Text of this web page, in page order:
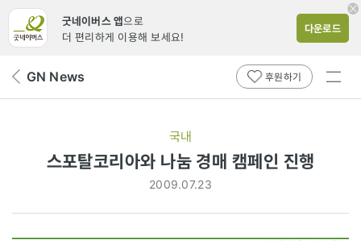
굿네이버스 앱으로
더 편리하게 이용해 보세요!
다운로드
뒤 GN News 후원하기
전체
국내
스포탈코리아와 나눔 경매 캠페인 진행
2009.07.23